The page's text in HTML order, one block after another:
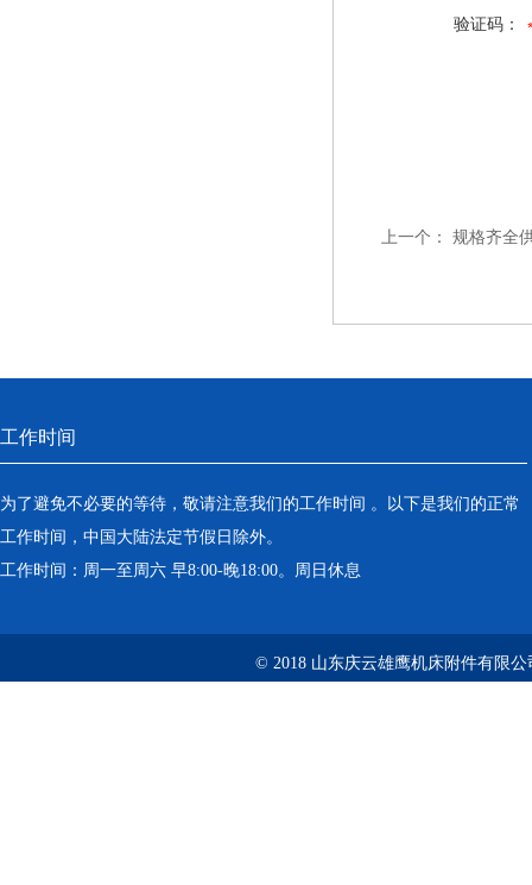
验证码：
上一个： 规格齐全
工作时间
为了避免不必要的等待，敬请注意我们的工作时间 。以下是我们的正常
工作时间，中国大陆法定节假日除外。
工作时间：周一至周六 早8:00-晚18:00。周日休息
© 2018 山东庆云雄鹰机床附件有限